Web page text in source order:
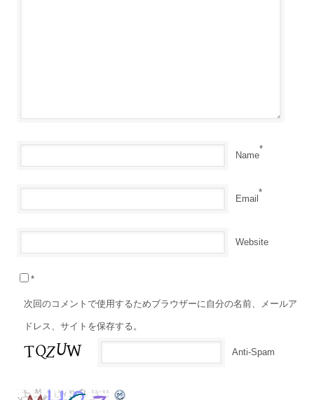
Name
*
Email
*
Website
次回のコメントで使用するためブラウザーに自分の名前、メールア
ドレス、サイトを保存する。
Anti-Spam
*